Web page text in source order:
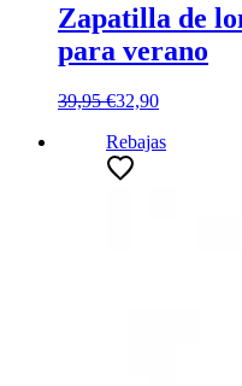
Zapatilla de
para verano
39,95 €32,90
Rebajas